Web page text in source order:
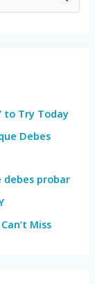
to Try Today
Debes
debes probar
Miss